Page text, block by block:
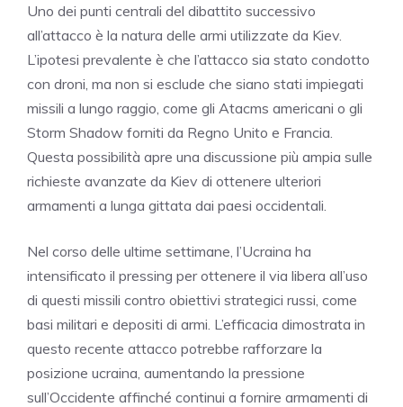
Uno dei punti centrali del dibattito successivo
all’attacco è la natura delle armi utilizzate da Kiev.
L’ipotesi prevalente è che l’attacco sia stato condotto
con droni, ma non si esclude che siano stati impiegati
missili a lungo raggio, come gli Atacms americani o gli
Storm Shadow forniti da Regno Unito e Francia.
Questa possibilità apre una discussione più ampia sulle
richieste avanzate da Kiev di ottenere ulteriori
armamenti a lunga gittata dai paesi occidentali.
Nel corso delle ultime settimane, l’Ucraina ha
intensificato il pressing per ottenere il via libera all’uso
di questi missili contro obiettivi strategici russi, come
basi militari e depositi di armi. L’efficacia dimostrata in
questo recente attacco potrebbe rafforzare la
posizione ucraina, aumentando la pressione
sull’Occidente affinché continui a fornire armamenti di